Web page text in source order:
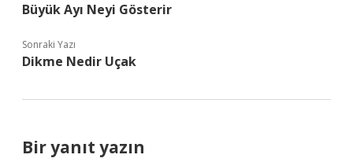
Büyük Ayı Neyi Gösterir
Sonraki Yazı
Dikme Nedir Uçak
Bir yanıt yazın